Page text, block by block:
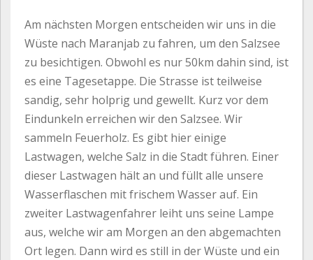
Am nächsten Morgen entscheiden wir uns in die
Wüste nach Maranjab zu fahren, um den Salzsee
zu besichtigen. Obwohl es nur 50km dahin sind, ist
es eine Tagesetappe. Die Strasse ist teilweise
sandig, sehr holprig und gewellt. Kurz vor dem
Eindunkeln erreichen wir den Salzsee. Wir
sammeln Feuerholz. Es gibt hier einige
Lastwagen, welche Salz in die Stadt führen. Einer
dieser Lastwagen hält an und füllt alle unsere
Wasserflaschen mit frischem Wasser auf. Ein
zweiter Lastwagenfahrer leiht uns seine Lampe
aus, welche wir am Morgen an den abgemachten
Ort legen. Dann wird es still in der Wüste und ein